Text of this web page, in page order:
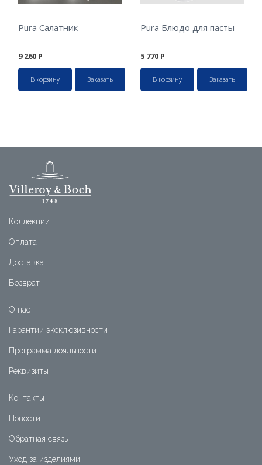
Pura Салатник
9 260 Р
В корзину Заказать
Pura Блюдо для пасты
5 770 Р
В корзину Заказать
Коллекции
Оплата
Доставка
Возврат
О нас
Гарантии эксклюзивности
Программа лояльности
Реквизиты
Контакты
Новости
Обратная связь
Уход за изделиями